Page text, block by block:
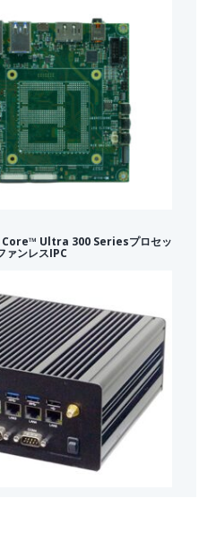
Ultra 300 Seriesプロセッ
ァンレスIPC